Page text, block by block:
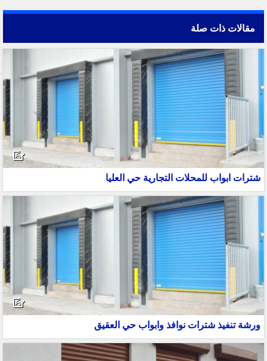
مقالات ذات صلة
شترات ابواب للمحلات التجارية حي العليا
ورشة تنفيذ شترات نوافذ وابواب حي العقيق